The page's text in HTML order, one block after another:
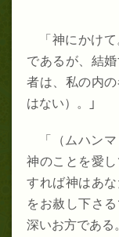
「神にかけ
であるが、結
者は、私の内
はない）。
」
「（ムハン
神のことを愛
すれば神はあ
をお赦し下さ
深いお方であ